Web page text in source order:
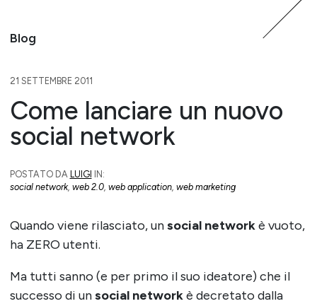
Blog
21 SETTEMBRE 2011
Come lanciare un nuovo
social network
POSTATO DA LUIGI
IN:
social network, web 2.0, web application, web marketing
Quando viene rilasciato, unsocial networkè vuoto,
ha ZERO utenti.
Ma tutti sanno (e per primo il suo ideatore) che il
successo di unsocial networkè decretato dalla